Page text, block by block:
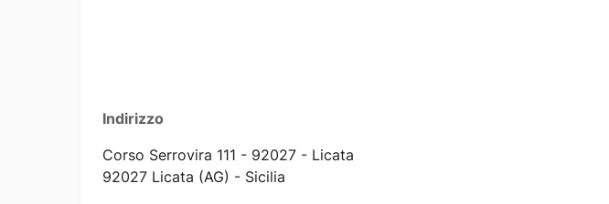
Indirizzo
Corso Serrovira 111 - 92027 - Licata
92027 Licata (AG) - Sicilia